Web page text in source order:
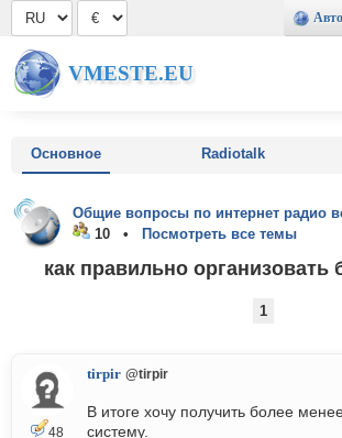
VMESTE.EU
Основное Radiotalk
Общие вопросы по интернет радио
10 •
Посмотреть все темы
как правильно организовать
1
48
tirpir @tirpir
В итоге хочу получить более
систему.